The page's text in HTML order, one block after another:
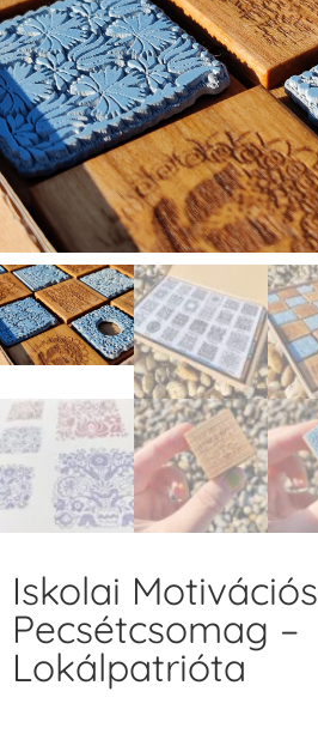
Iskolai Motivációs
Pecsétcsomag –
Lokálpatrióta